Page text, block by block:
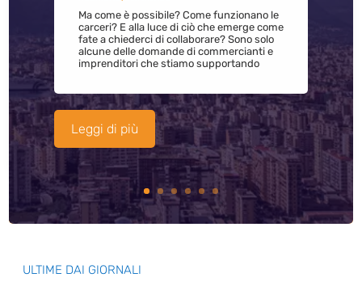
Ma come è possibile? Come funzionano le
carceri? E alla luce di ciò che emerge come
fate a chiederci di collaborare? Sono solo
alcune delle domande di commercianti e
imprenditori che stiamo supportando
Leggi di più
ULTIME DAI GIORNALI